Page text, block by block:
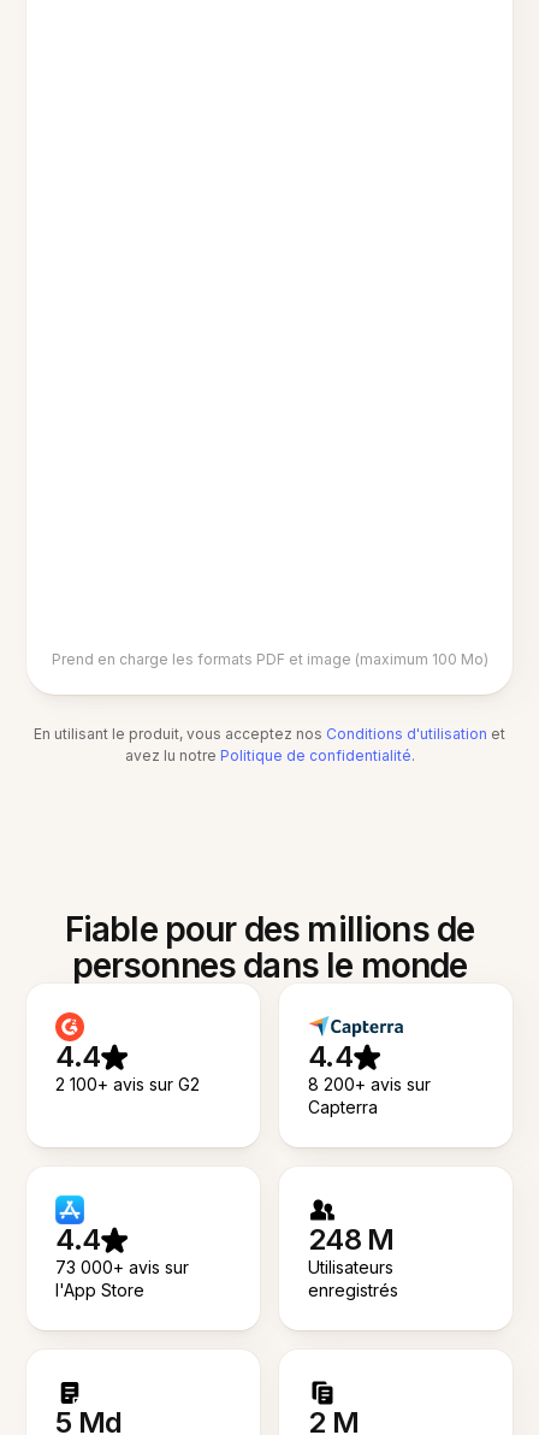
Prend en charge les formats PDF et image (maximum 100 Mo)
En utilisant le produit, vous acceptez nos Conditions d'utilisation et
avez lu notre Politique de confidentialité.
Fiable pour des millions de
personnes dans le monde
4.4
2 100+ avis sur G2
4.4
8 200+ avis sur
Capterra
4.4
73 000+ avis sur
l'App Store
248 M
Utilisateurs
enregistrés
5 Md 2 M